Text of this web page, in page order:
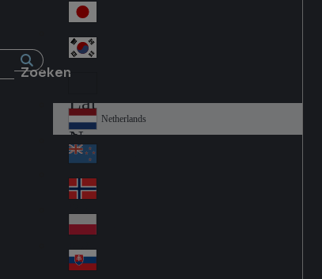
Zoeken
yy
Jap
an
Ko
Lat
in
A
me
ric
a
Ne
the
rla
nd
s
Netherlands
Ne
w
Ze
ala
nd
No
rw
ay
Pol
an